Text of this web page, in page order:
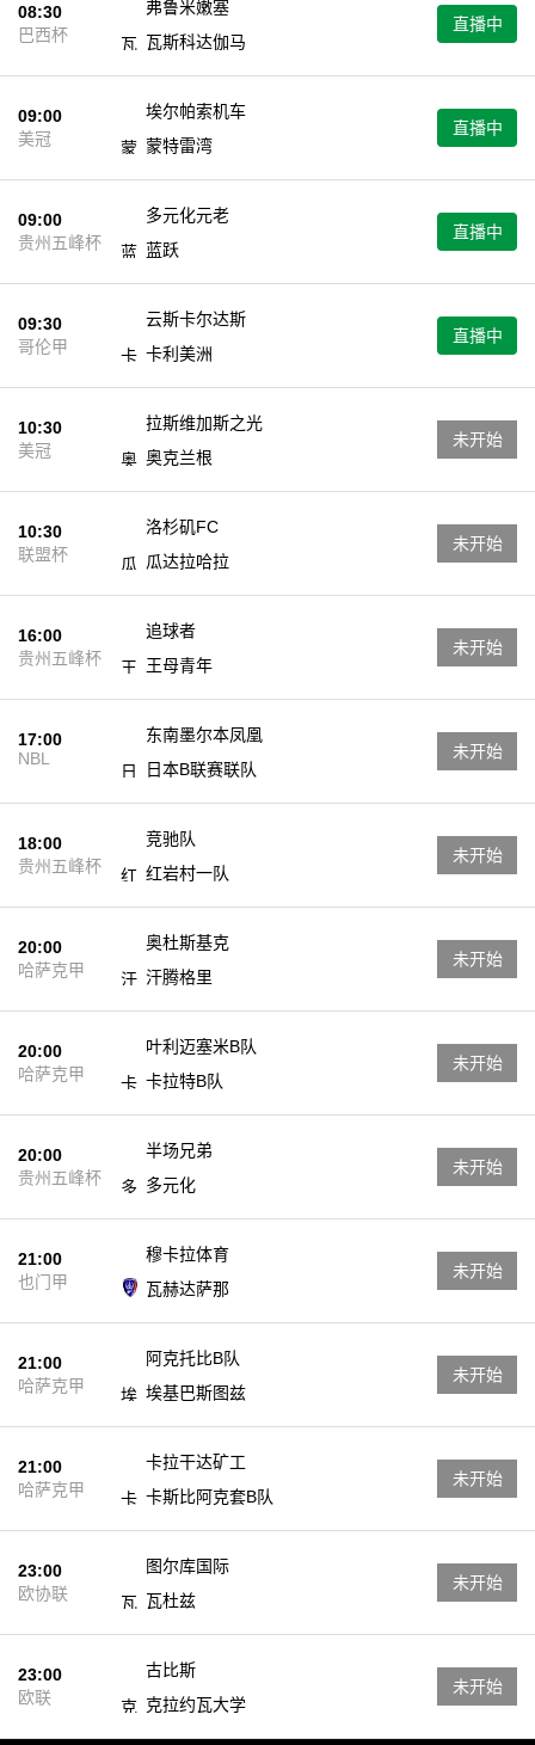
08:30
巴西杯
弗鲁米嫩塞
瓦斯科达伽马
直播中
09:00
美冠
埃尔帕索机车
蒙特雷湾
直播中
09:00
贵州五峰杯
多元化元老
蓝跃
直播中
09:30
哥伦甲
云斯卡尔达斯
卡利美洲
直播中
10:30
美冠
拉斯维加斯之光
奥克兰根
未开始
10:30
联盟杯
洛杉矶FC
瓜达拉哈拉
未开始
16:00
贵州五峰杯
追球者
王母青年
未开始
17:00
NBL
东南墨尔本凤凰
日本B联赛联队
未开始
18:00
贵州五峰杯
竞驰队
红岩村一队
未开始
20:00
哈萨克甲
奥杜斯基克
汗腾格里
未开始
20:00
哈萨克甲
叶利迈塞米B队
卡拉特B队
未开始
20:00
贵州五峰杯
半场兄弟
多元化
未开始
21:00
也门甲
穆卡拉体育
瓦赫达萨那
未开始
21:00
哈萨克甲
阿克托比B队
埃基巴斯图兹
未开始
21:00
哈萨克甲
卡拉干达矿工
卡斯比阿克套B队
未开始
23:00
欧协联
图尔库国际
瓦杜兹
未开始
23:00
欧联
古比斯
克拉约瓦大学
未开始